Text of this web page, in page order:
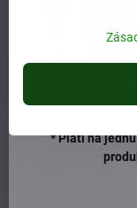
Súvisiaci
* Platí na